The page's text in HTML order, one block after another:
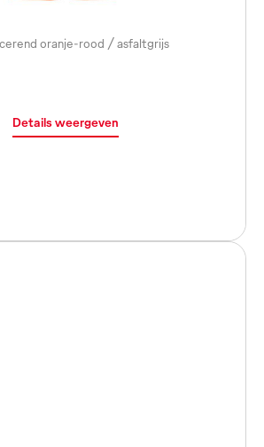
oranje-rood / asfaltgrijs
Details weergeven